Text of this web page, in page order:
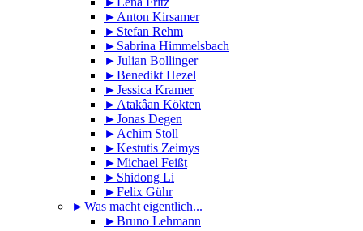
►Anton Kirsamer
►Stefan Rehm
►Sabrina Himmelsbach
►Julian Bollinger
►Benedikt Hezel
►Jessica Kramer
►Atakâan Kökten
►Jonas Degen
►Achim Stoll
►Kestutis Zeimys
►Michael Feißt
►Shidong Li
►Felix Gühr
►Was macht eigentlich...
►Bruno Lehmann